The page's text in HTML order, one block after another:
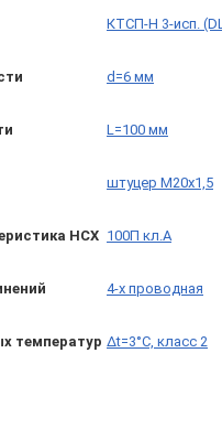
КТСП-Н 3-исп.
d=6 мм
L=100 мм
штуцер М20х1,5
НСХ 100П кл.А
4-х проводная
температур Δt=3°C, класс 2